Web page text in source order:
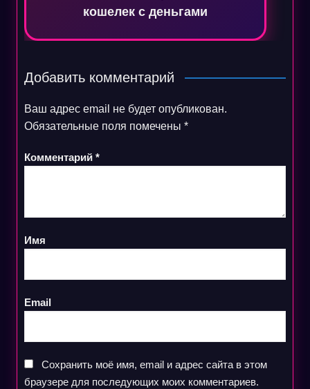
кошелек с деньгами
Добавить комментарий
Ваш адрес email не будет опубликован.
Обязательные поля помечены *
Комментарий *
Имя
Email
Сохранить моё имя, email и адрес сайта в этом
браузере для последующих моих комментариев.